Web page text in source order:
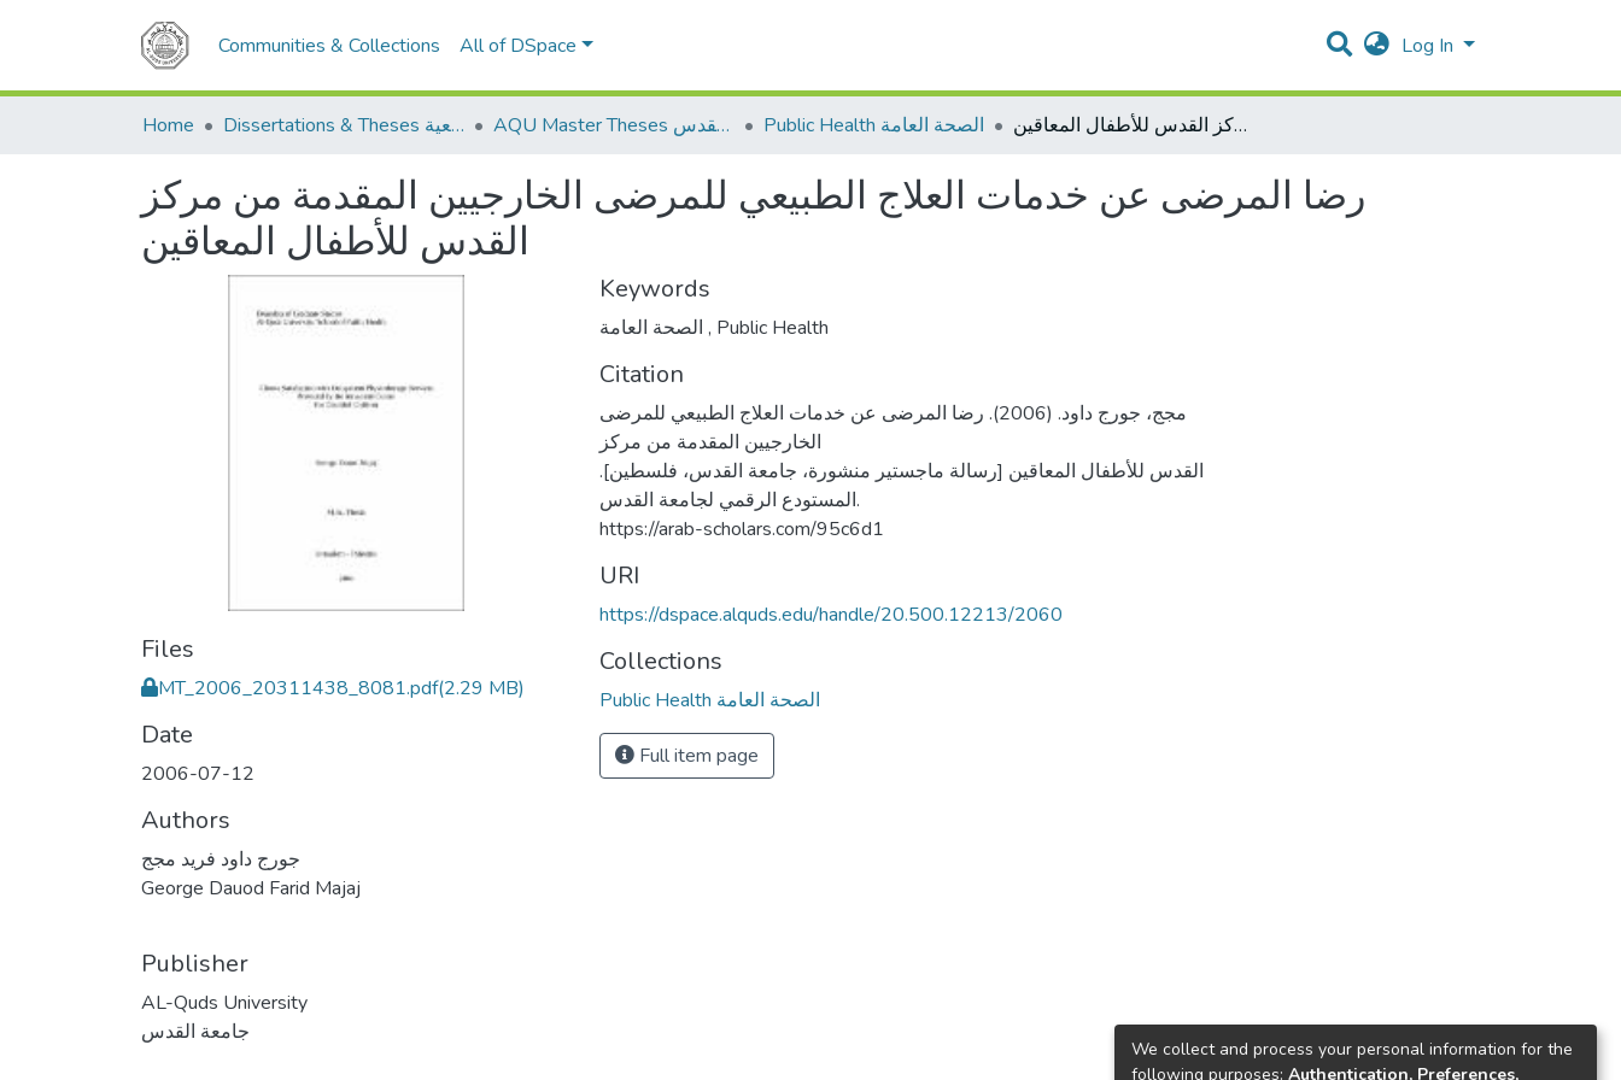
Communities & Collections All of DSpace Log In
Home Dissertations & Theses الرسائل الجامعية AQU Master Theses الرسائل الجامعية الخاصة بجامعة القدس Public Health الصحة العامة رضا المرضى عن خدمات العلاج الطبيعي للمرضى الخارجيين المقدمة من مركز القدس للأطفال المعاقين
رضا المرضى عن خدمات العلاج الطبيعي للمرضى الخارجيين المقدمة من مركز
القدس للأطفال المعاقين
Files
MT_2006_20311438_8081.pdf(2.29 MB)
Date
2006-07-12
Authors
جورج داود فريد مجج
George Dauod Farid Majaj
Publisher
AL-Quds University
جامعة القدس
Keywords
, Public Health
Citation
مجج، جورج داود. (2006). رضا المرضى عن خدمات العلاج الطبيعي للمرضى
الخارجيين المقدمة من مركز
القدس للأطفال المعاقين [رسالة ماجستير منشورة، جامعة القدس، فلسطين].
المستودع الرقمي لجامعة القدس.
https://arab-scholars.com/95c6d1
URI
https://dspace.alquds.edu/handle/20.500.12213/2060
Collections
Public Health الصحة العامة
Full item page
We collect and process your personal information for the
following purposes: Authentication, Preferences,